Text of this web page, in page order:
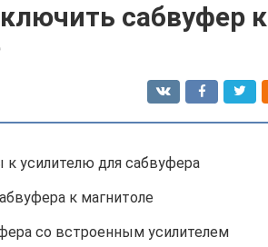
сабвуфер к
усилителю для сабвуфера
к магнитоле
со встроенным усилителем